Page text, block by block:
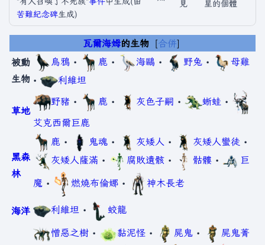
苦難紀念碑生成)
見 星的個體
瓦爾海姆的生物
合併
被動
生物
烏鴉 • 鹿 • 海鷗 • 野兔 •
母雞
•
利維坦
草地
野豬 • 鹿 • 灰色子嗣 • 蜥蛙 •
艾克西爾巨鹿
黑森
林
鹿 • 鬼魂 • 灰矮人 • 灰矮人蠻徒 •
灰矮人薩滿 • 腐敗遺骸 • 骷髏 • 巨
魔 • 燃燒布倫娜 • 神木長老
海洋 利維坦 • 蛟龍
憎惡之樹 • 黏泥怪 • 屍鬼 •
屍鬼菁